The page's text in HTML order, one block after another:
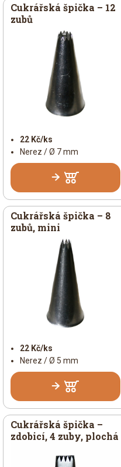
Cukrářská špička – 12
zubů
22 Kč/ks
Nerez / Ø 7 mm
Cukrářská špička – 8
zubů, mini
22 Kč/ks
Nerez / Ø 5 mm
Cukrářská špička –
zdobicí, 4 zuby, plochá